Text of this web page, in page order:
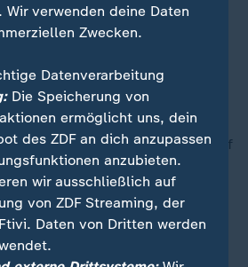
Details würden nicht
Zahl der Einsatzkräfte. Ein
Köln sagte am frühen
in der Sache zunächst keine
Ort beobachtete Polizeiwagen auf
Der
weiter, er sei auch am
worden, sagte
Brett. Am Flughafen gebe es
zwei bis drei Awacs-Flüge pro
Wir verwenden deine Daten
Zwecken.
Datenverarbeitung
Die Speicherung von
ermöglicht uns, dein
des ZDF an dich anzupassen
anzubieten.
wir ausschließlich auf
von ZDF Streaming, der
Daten von Dritten werden